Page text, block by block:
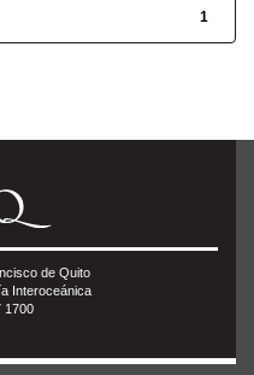
1
de Quito
Interoceánica
1700